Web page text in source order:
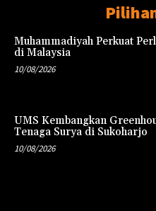
Muhammadiyah Perkuat
di Malaysia
10/08/2026
UMS Kembangkan
Tenaga Surya di Sukoharjo
10/08/2026